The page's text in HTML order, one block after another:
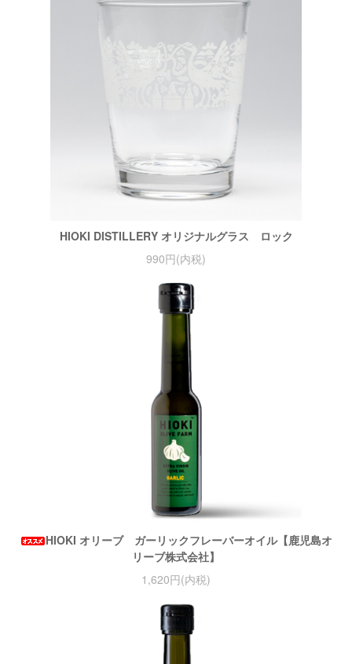
HIOKI DISTILLERY オリジナルグラス ロック
990円(内税)
HIOKI オリーブ ガーリックフレーバーオイル【鹿児島オ
リーブ株式会社】
1,620円(内税)